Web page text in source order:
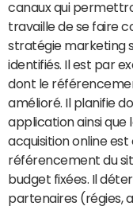
canaux qui
travaille de se faire
stratégie marketing
identifiés. Il est par
dont le
amélioré. Il planifie
application ainsi que
acquisition online
référencement du
budget fixées. Il
partenaires (régies,